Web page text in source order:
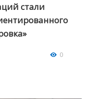
стали
0